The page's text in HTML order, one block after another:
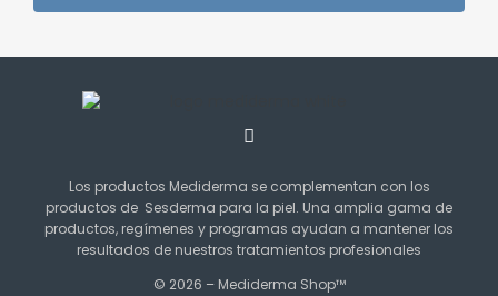
Los productos Mediderma se complementan con los
productos de Sesderma para la piel. Una amplia gama de
productos, regímenes y programas ayudan a mantener los
resultados de nuestros tratamientos profesionales
© 2026 – Mediderma Shop™